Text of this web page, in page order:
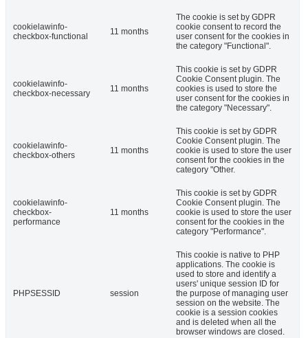
cookielawinfo-
checkbox-functional
11 months
The cookie is set by GDPR
cookie consent to record the
user consent for the cookies in
the category "Functional".
cookielawinfo-
checkbox-necessary
11 months
This cookie is set by GDPR
Cookie Consent plugin. The
cookies is used to store the
user consent for the cookies in
the category "Necessary".
cookielawinfo-
checkbox-others
11 months
This cookie is set by GDPR
Cookie Consent plugin. The
cookie is used to store the user
consent for the cookies in the
category "Other.
cookielawinfo-
checkbox-
performance
11 months
This cookie is set by GDPR
Cookie Consent plugin. The
cookie is used to store the user
consent for the cookies in the
category "Performance".
PHPSESSID session
This cookie is native to PHP
applications. The cookie is
used to store and identify a
users' unique session ID for
the purpose of managing user
session on the website. The
cookie is a session cookies
and is deleted when all the
browser windows are closed.